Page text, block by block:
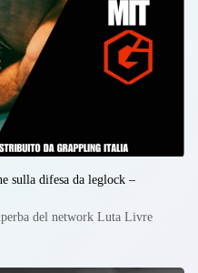
sulla difesa da leglock –
del network Luta Livre